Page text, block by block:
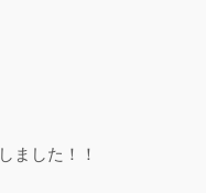
ました！！